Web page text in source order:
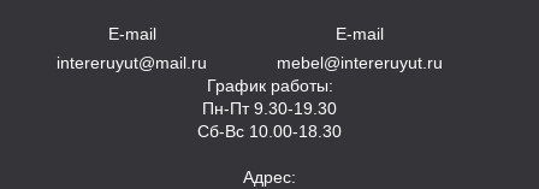
E-mail
intereruyut@mail.ru
E-mail
mebel@intereruyut.ru
График работы:
Пн-Пт 9.30-19.30
Сб-Вс 10.00-18.30
Адрес: